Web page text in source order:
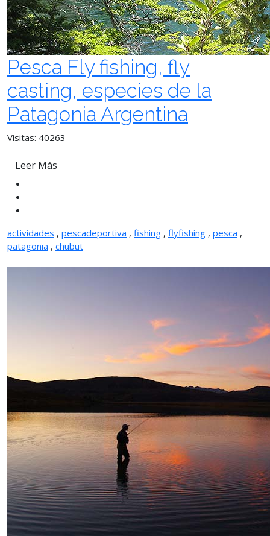
Pesca Fly fishing, fly
casting, especies de la
Patagonia Argentina
Visitas: 40263
Leer Más
actividades , pescadeportiva , fishing , flyfishing , pesca ,
patagonia , chubut